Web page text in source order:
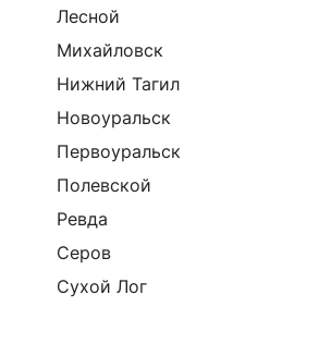
Лесной
Михайловск
Нижний Тагил
Новоуральск
Первоуральск
Полевской
Ревда
Серов
Сухой Лог